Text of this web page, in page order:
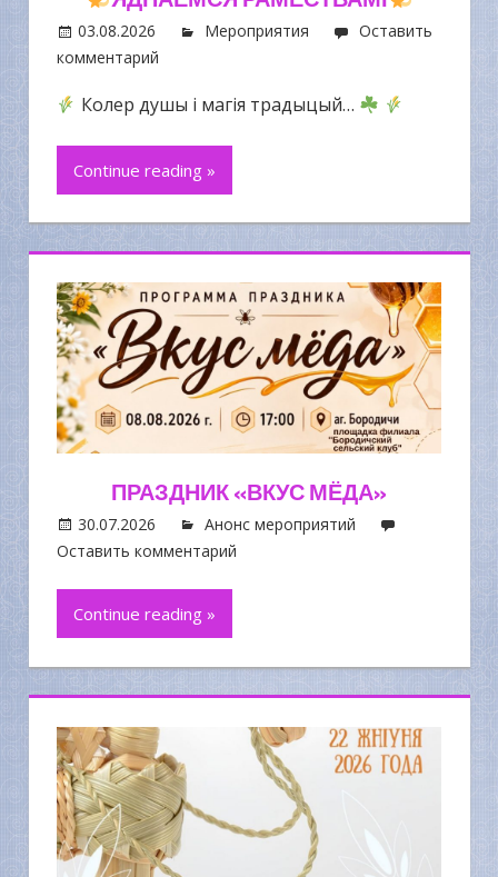
03.08.2026 Мероприятия
Оставить
комментарий
Колер душы і магія традыцый…
Continue reading »
ПРАЗДНИК «ВКУС МЁДА»
30.07.2026
Анонс мероприятий
Оставить комментарий
Continue reading »